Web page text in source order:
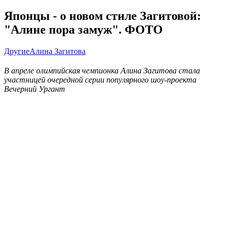
Японцы - о новом стиле Загитовой:
"Алине пора замуж". ФОТО
ДругиеАлина Загитова
В апреле олимпийская чемпионка Алина Загитова стала
участницей очередной серии популярного шоу-проекта
Вечерний Ургант